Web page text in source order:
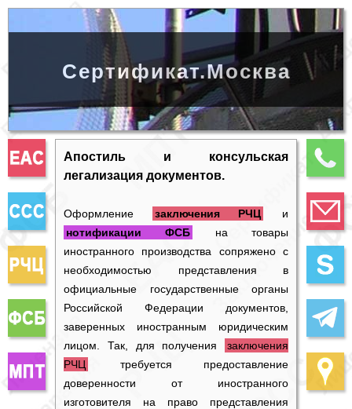
Сертификат.Москва
Апостиль и консульская
легализация документов.
Оформление заключения РЧЦ
и
нотификации ФСБ
на товары
иностранного производства сопряжено с
необходимостью представления в
официальные государственные органы
Российской Федерации документов,
заверенных иностранным юридическим
лицом. Так, для получения
заключения
РЧЦ
требуется предоставление
доверенности от иностранного
изготовителя на право представления